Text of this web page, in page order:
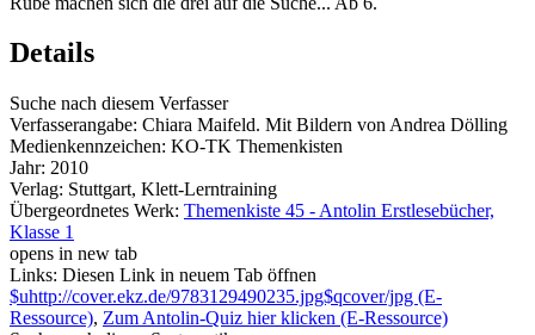
Details
Suche nach diesem Verfasser
Verfasserangabe: Chiara Maifeld. Mit Bildern von Andrea Dölling
Medienkennzeichen: KO-TK Themenkisten
Jahr: 2010
Verlag: Stuttgart, Klett-Lerntraining
Übergeordnetes Werk: Themenkiste 45 - Antolin Erstlesebücher,
Klasse 1
opens in new tab
Links: Diesen Link in neuem Tab öffnen
$uhttp://cover.ekz.de/9783129490235.jpg$qcover/jpg (E-
Ressource), Zum Antolin-Quiz hier klicken (E-Ressource)